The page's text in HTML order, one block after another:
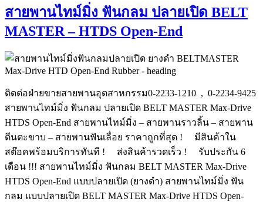
สายพานไทม์มิ่ง ฟันกลม ปลายเปิด BELT
MASTER – HTDS Open-End
ติดต่อฝ่ายขายสายพานอุตสาหกรรม0-2233-1210 , 0-2234-9425
สายพานไทม์มิ่ง ฟันกลม ปลายเปิด BELT MASTER Max-Drive
HTDS Open-End สายพานไทม์มิ่ง – สายพานราวลิ้น – สายพาน
ตีนตะขาบ – สายพานฟันเลื่อย ราคาถูกที่สุด ! มีสินค้าใน
สต๊อคพร้อมบริการทันที ! ส่งสินค้ารวดเร็ว ! รับประกัน 6
เดือน !!! สายพานไทม์มิ่ง ฟันกลม BELT MASTER Max-Drive
HTDS Open-End แบบปลายเปิด (ยางดำ) สายพานไทม์มิ่ง ฟัน
กลม แบบปลายเปิด BELT MASTER Max-Drive HTDS Open-